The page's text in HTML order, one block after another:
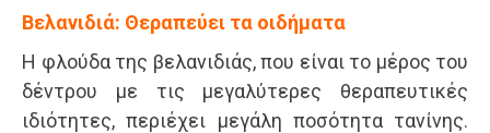
Βελανιδιά: Θεραπεύει τα οιδήματα
Η φλούδα της βελανιδιάς, που είναι το μέρος του
δέντρου με τις μεγαλύτερες θεραπευτικές
ιδιότητες, περιέχει μεγάλη ποσότητα τανίνης.